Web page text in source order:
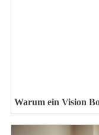
Warum ein Vision